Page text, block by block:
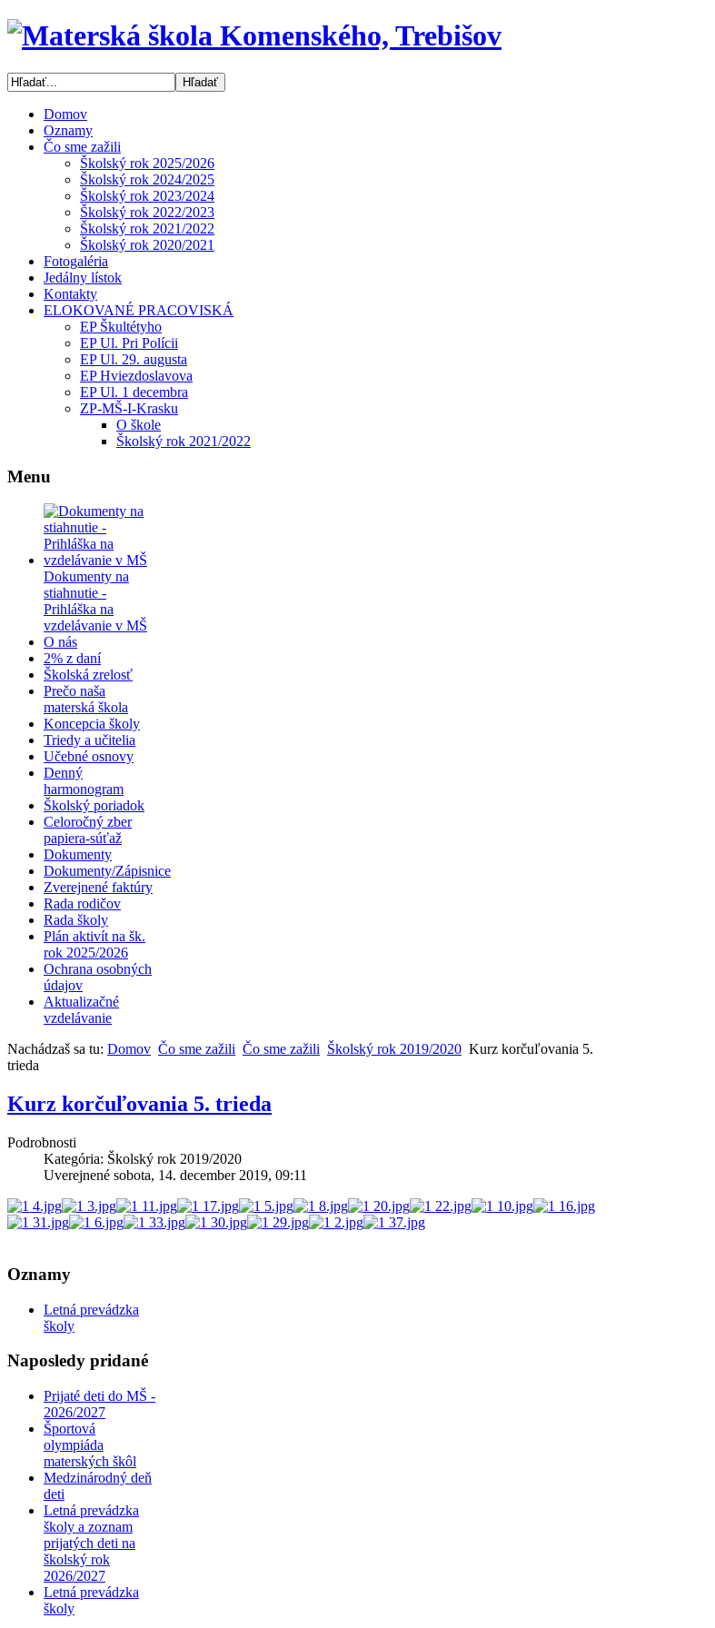
Domov
Oznamy
Čo sme zažili
Školský rok 2025/2026
Školský rok 2024/2025
Školský rok 2023/2024
Školský rok 2022/2023
Školský rok 2021/2022
Školský rok 2020/2021
Fotogaléria
Jedálny lístok
Kontakty
ELOKOVANÉ PRACOVISKÁ
EP Škultétyho
EP Ul. Pri Polícii
EP Ul. 29. augusta
EP Hviezdoslavova
EP Ul. 1 decembra
ZP-MŠ-I-Krasku
O škole
Školský rok 2021/2022
Menu
Dokumenty na
stiahnutie -
Prihláška na
vzdelávanie v MŠ
O nás
2% z daní
Školská zrelosť
Prečo naša
materská škola
Koncepcia školy
Triedy a učitelia
Učebné osnovy
Denný
harmonogram
Školský poriadok
Celoročný zber
papiera-súťaž
Dokumenty
Dokumenty/Zápisnice
Zverejnené faktúry
Rada rodičov
Rada školy
Plán aktivít na šk.
rok 2025/2026
Ochrana osobných
údajov
Aktualizačné
vzdelávanie
Nachádzaš sa tu: Domov Čo sme zažili Čo sme zažili Školský rok 2019/2020 Kurz korčuľovania 5.
trieda
Kurz korčuľovania 5. trieda
Podrobnosti
Kategória: Školský rok 2019/2020
Uverejnené sobota, 14. december 2019, 09:11
Oznamy
Letná prevádzka
školy
Naposledy pridané
Prijaté deti do MŠ -
2026/2027
Športová
olympiáda
materských škôl
Medzinárodný deň
deti
Letná prevádzka
školy a zoznam
prijatých deti na
školský rok
2026/2027
Letná prevádzka
školy